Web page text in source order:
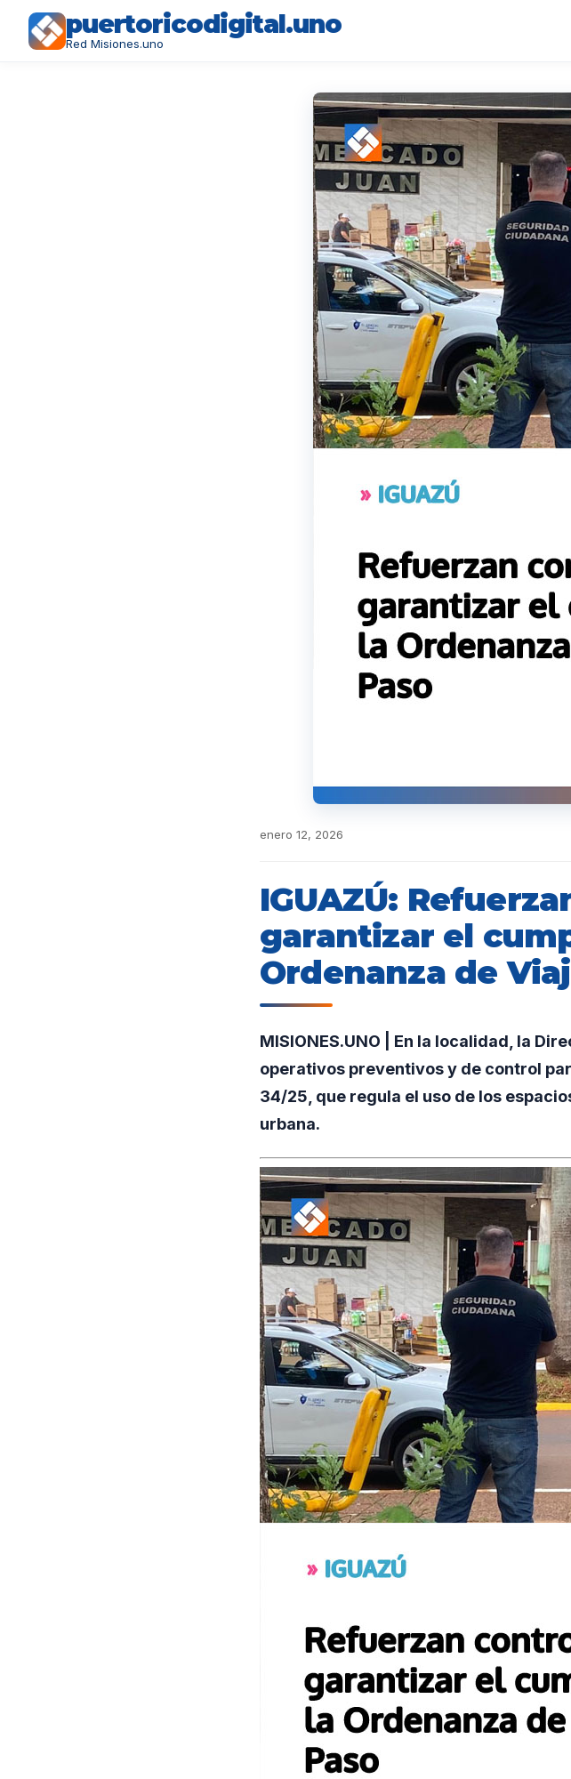
puertoricodigital.uno
Red Misiones.uno
enero 12, 2026
IGUAZÚ:
garantizar el
Ordenanza de
MISIONES.UNO | En la localidad, la
operativos preventivos y de control
34/25, que regula el uso de los
urbana.